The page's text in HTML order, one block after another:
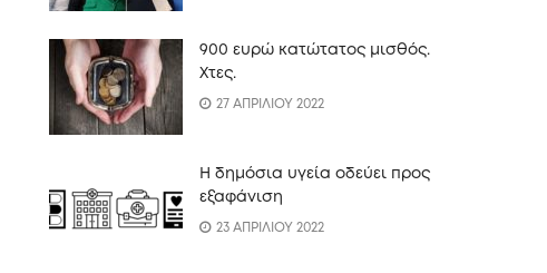
900 ευρώ κατώτατος μισθός.
Xτες.
27 ΑΠΡΙΛΙΟΥ 2022
Η δημόσια υγεία οδεύει προς
εξαφάνιση
23 ΑΠΡΙΛΙΟΥ 2022